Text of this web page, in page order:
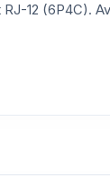
12 (6P4C).